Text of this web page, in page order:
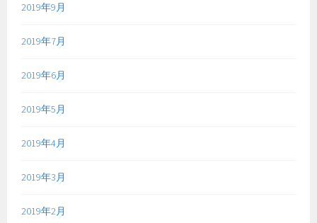
2019年9月
2019年7月
2019年6月
2019年5月
2019年4月
2019年3月
2019年2月